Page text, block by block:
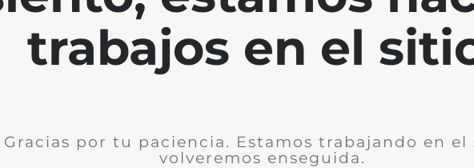
trabajos en el
Gracias por tu paciencia. Estamos trabajando en el
volveremos enseguida.